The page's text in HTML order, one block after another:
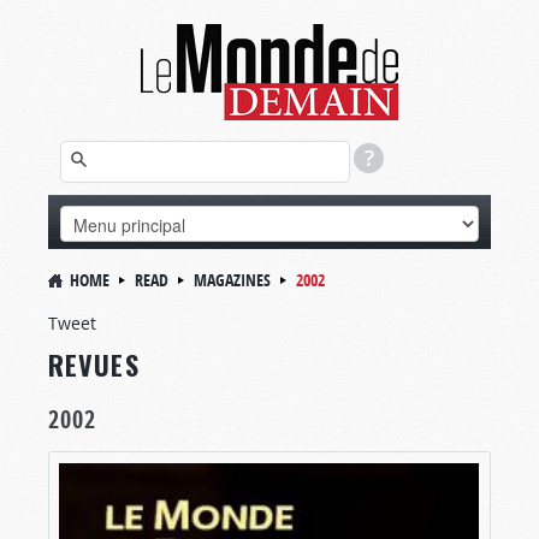
HOME READ MAGAZINES
2002
Tweet
REVUES
2002